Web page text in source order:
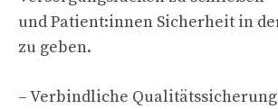
und Patient:innen Sicherheit in
zu geben.
– Verbindliche